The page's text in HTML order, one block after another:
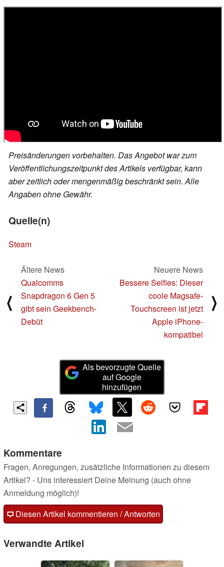
Preisänderungen vorbehalten. Das Angebot war zum
Veröffentlichungszeitpunkt des Artikels verfügbar, kann
aber zeitlich oder mengenmäßig beschränkt sein. Alle
Angaben ohne Gewähr.
Quelle(n)
Steam
⟨
Ältere News
Qualcomms
Snapdragon 6 Gen 5
gibt sein Geekbench-
Debüt
Neuere News
Bessere Selfies: Dieser
coole Magsafe-
Touchscreen ist jetzt
Apple iPhone-
kompatibel
⟩
Als bevorzugte Quelle
auf Google
hinzufügen
Kommentare
Fragen, Anregungen, zusätzliche Informationen zu diesem
Artikel? - Uns interessiert Deine Meinung (auch ohne
Anmeldung möglich)!
Diesen Artikel kommentieren / Antworten
Verwandte Artikel